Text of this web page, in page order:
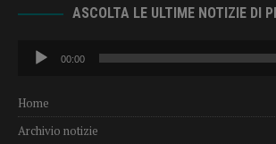
ASCOLTA LE ULTIME NOTIZIE DI
Audio
Player
00:00
Home
Archivio notizie